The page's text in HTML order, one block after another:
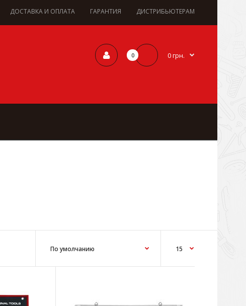
ДОСТАВКА И ОПЛАТА ГАРАНТИЯ ДИСТРИБЬЮТЕРАМ
0 0 грн.